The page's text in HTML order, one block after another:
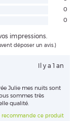
0
0
impressions.
déposer un avis.)
Il y a 1 an
Julie mes nuits sont
sommes très
qualité.
recommande ce produit